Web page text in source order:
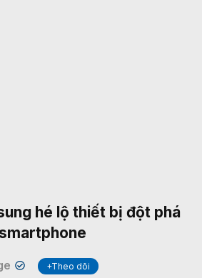
hé lộ thiết bị đột phá
✔
+Theo dõi